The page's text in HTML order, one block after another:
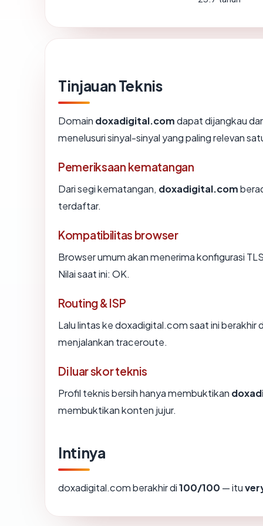
Tinjauan Teknis
Domain doxadigital.comdapat dijangkau
menelusuri sinyal-sinyal yang paling relevan
Pemeriksaan kematangan
Dari segi kematangan, doxadigital.com
terdaftar.
Kompatibilitas browser
Browser umum akan menerima konfigurasi
Nilai saat ini: OK.
Routing & ISP
Lalu lintas ke doxadigital.com saat ini
menjalankan traceroute.
Di luar skor teknis
Profil teknis bersih hanya membuktikan
membuktikan konten jujur.
Intinya
doxadigital.com berakhir di100/100 — itu